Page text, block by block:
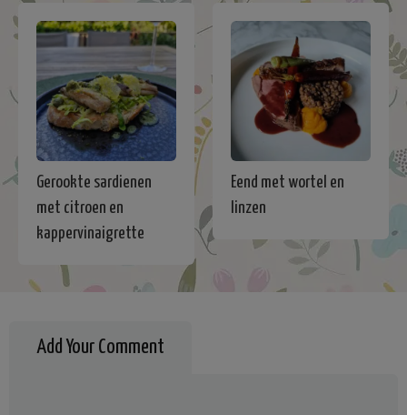
Gerookte sardienen
met citroen en
kappervinaigrette
Eend met wortel en
linzen
Add Your Comment